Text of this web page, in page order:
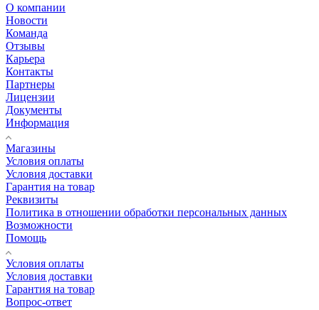
О компании
Новости
Команда
Отзывы
Карьера
Контакты
Партнеры
Лицензии
Документы
Информация
Магазины
Условия оплаты
Условия доставки
Гарантия на товар
Реквизиты
Политика в отношении обработки персональных данных
Возможности
Помощь
Условия оплаты
Условия доставки
Гарантия на товар
Вопрос-ответ